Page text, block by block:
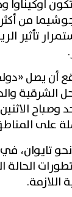
أوكيناوا
من
تأثير
أن يصل
وصباح
على
نحو تايوان،
الحالة
اللازمة.